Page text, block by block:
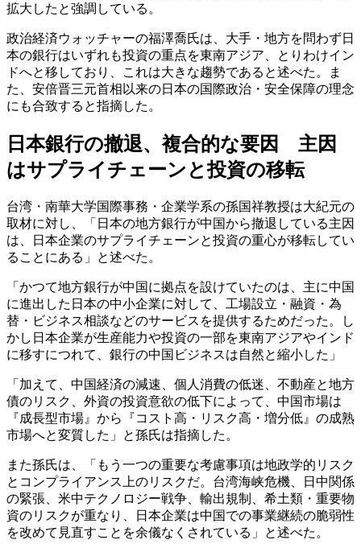
拡大したと強調している。
政治経済ウォッチャーの福澤喬氏は、大手・地方を問わず日
本の銀行はいずれも投資の重点を東南アジア、とりわけイン
ドへと移しており、これは大きな趨勢であると述べた。ま
た、安倍晋三元首相以来の日本の国際政治・安全保障の理念
にも合致すると指摘した。
日本銀行の撤退、複合的な要因 主因
はサプライチェーンと投資の移転
台湾・南華大学国際事務・企業学系の孫国祥教授は大紀元の
取材に対し、「日本の地方銀行が中国から撤退している主因
は、日本企業のサプライチェーンと投資の重心が移転してい
ることにある」と述べた。
「かつて地方銀行が中国に拠点を設けていたのは、主に中国
に進出した日本の中小企業に対して、工場設立・融資・為
替・ビジネス相談などのサービスを提供するためだった。し
かし日本企業が生産能力や投資の一部を東南アジアやインド
に移すにつれて、銀行の中国ビジネスは自然と縮小した」
「加えて、中国経済の減速、個人消費の低迷、不動産と地方
債のリスク、外資の投資意欲の低下によって、中国市場は
『成長型市場』から『コスト高・リスク高・増分低』の成熟
市場へと変質した」と孫氏は指摘した。
また孫氏は、「もう一つの重要な考慮事項は地政学的リスク
とコンプライアンス上のリスクだ。台湾海峡危機、日中関係
の緊張、米中テクノロジー戦争、輸出規制、希土類・重要物
資のリスクが重なり、日本企業は中国での事業継続の脆弱性
を改めて見直すことを余儀なくされている」と述べた。